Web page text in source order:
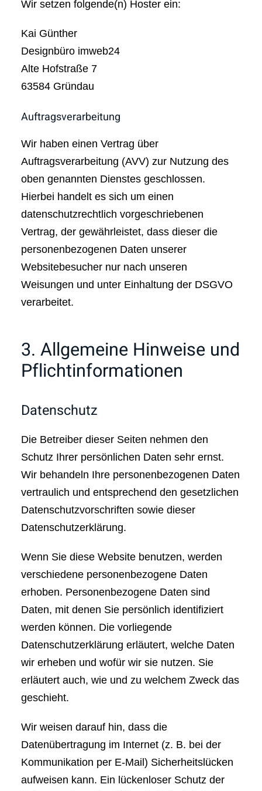
Wir setzen folgende(n) Hoster ein:
Kai Günther
Designbüro imweb24
Alte Hofstraße 7
63584 Gründau
Auftragsverarbeitung
Wir haben einen Vertrag über
Auftragsverarbeitung (AVV) zur Nutzung des
oben genannten Dienstes geschlossen.
Hierbei handelt es sich um einen
datenschutzrechtlich vorgeschriebenen
Vertrag, der gewährleistet, dass dieser die
personenbezogenen Daten unserer
Websitebesucher nur nach unseren
Weisungen und unter Einhaltung der DSGVO
verarbeitet.
3. Allgemeine Hinweise und
Pflicht­informationen
Datenschutz
Die Betreiber dieser Seiten nehmen den
Schutz Ihrer persönlichen Daten sehr ernst.
Wir behandeln Ihre personenbezogenen Daten
vertraulich und entsprechend den gesetzlichen
Datenschutzvorschriften sowie dieser
Datenschutzerklärung.
Wenn Sie diese Website benutzen, werden
verschiedene personenbezogene Daten
erhoben. Personenbezogene Daten sind
Daten, mit denen Sie persönlich identifiziert
werden können. Die vorliegende
Datenschutzerklärung erläutert, welche Daten
wir erheben und wofür wir sie nutzen. Sie
erläutert auch, wie und zu welchem Zweck das
geschieht.
Wir weisen darauf hin, dass die
Datenübertragung im Internet (z. B. bei der
Kommunikation per E-Mail) Sicherheitslücken
aufweisen kann. Ein lückenloser Schutz der